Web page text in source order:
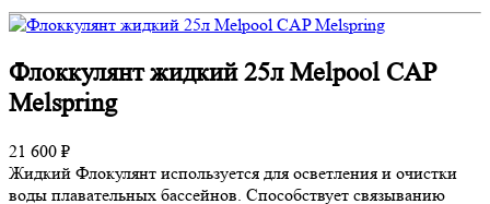
Флоккулянт жидкий 25л Melpool CAP
Melspring
21 600 ₽
Жидкий Флокулянт используется для осветления и очистки
воды плавательных бассейнов. Способствует связыванию